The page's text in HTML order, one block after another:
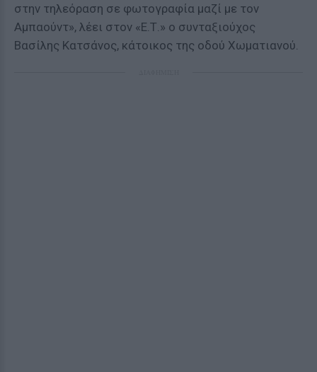
στην τηλεόραση σε φωτογραφία μαζί με τον
Αμπαούντ», λέει στον «Ε.Τ.» ο συνταξιούχος
Βασίλης Κατσάνος, κάτοικος της οδού Χωματιανού.